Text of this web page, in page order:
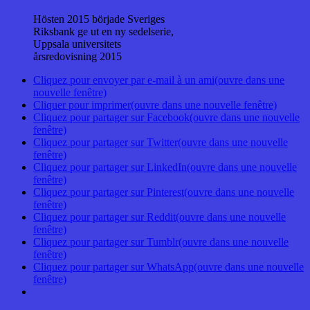
Hösten 2015 började Sveriges
Riksbank ge ut en ny sedelserie,
Uppsala universitets
årsredovisning 2015
Cliquez pour envoyer par e-mail à un ami(ouvre dans une
nouvelle fenêtre)
Cliquer pour imprimer(ouvre dans une nouvelle fenêtre)
Cliquez pour partager sur Facebook(ouvre dans une nouvelle
fenêtre)
Cliquez pour partager sur Twitter(ouvre dans une nouvelle
fenêtre)
Cliquez pour partager sur LinkedIn(ouvre dans une nouvelle
fenêtre)
Cliquez pour partager sur Pinterest(ouvre dans une nouvelle
fenêtre)
Cliquez pour partager sur Reddit(ouvre dans une nouvelle
fenêtre)
Cliquez pour partager sur Tumblr(ouvre dans une nouvelle
fenêtre)
Cliquez pour partager sur WhatsApp(ouvre dans une nouvelle
fenêtre)